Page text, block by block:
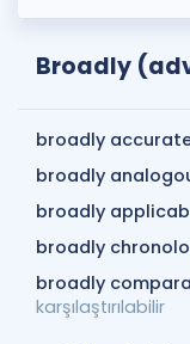
Broadly
broadly
broadly
broadly
broadly
broadly
karşılaştırılabilir